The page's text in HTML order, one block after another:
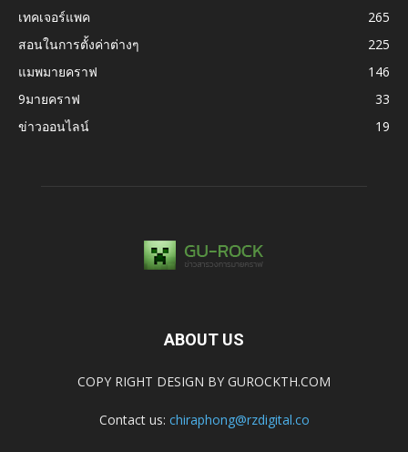
เทคเจอร์แพค
265
สอนในการตั้งค่าต่างๆ
225
แมพมายคราฟ
146
9มายคราฟ
33
ข่าวออนไลน์
19
ABOUT US
COPY RIGHT DESIGN BY GUROCKTH.COM
Contact us: chiraphong@rzdigital.co